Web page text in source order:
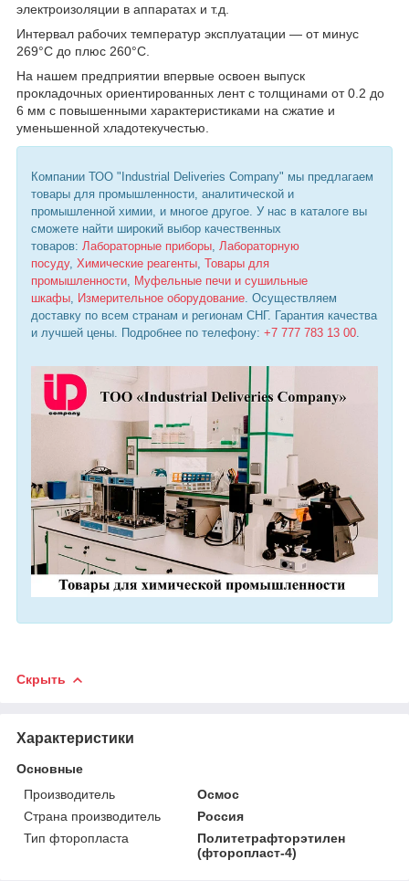
электроизоляции в аппаратах и т.д.
Интервал рабочих температур эксплуатации — от минус
269°С до плюс 260°С.
На нашем предприятии впервые освоен выпуск
прокладочных ориентированных лент с толщинами от 0.2 до
6 мм с повышенными характеристиками на сжатие и
уменьшенной хладотекучестью.
Компании ТОО "Industrial Deliveries Company" мы предлагаем
товары для промышленности, аналитической и
промышленной химии, и многое другое. У нас в каталоге вы
сможете найти широкий выбор качественных
товаров: Лабораторные приборы Лабораторную
посуду, Химические реагенты Товары для
промышленности
Муфельные печи и сушильные
шкафы
Измерительное оборудование . Осуществляем
доставку по всем странам и регионам СНГ. Гарантия качества
и лучшей цены. Подробнее по телефону: +7 777 783 13 00
Скрыть
Характеристики
Основные
Производитель
Осмос
Страна производитель
Россия
Тип фторопласта
Политетрафторэтилен
(фторопласт-4)